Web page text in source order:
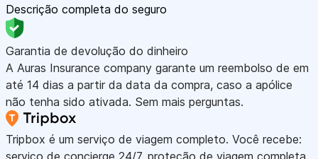
Descrição completa do seguro
Garantia de devolução do dinheiro
A Auras Insurance company garante um reembolso de em
até 14 dias a partir da data da compra, caso a apólice
não tenha sido ativada. Sem mais perguntas.
Tripbox é um serviço de viagem completo. Você recebe:
serviço de concierge 24/7, proteção de viagem completa,